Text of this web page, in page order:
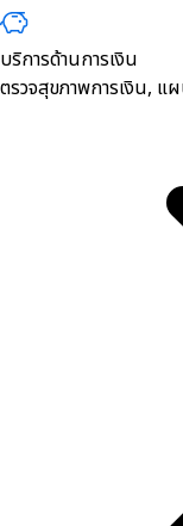
บริการด้านการเงิน
ตรวจสุขภาพการเงิน,